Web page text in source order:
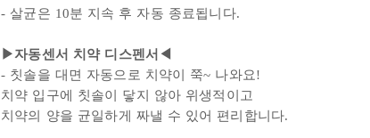
- 살균은 10분 지속 후 자동 종료됩니다.
▶자동센서 치약 디스펜서◀
- 칫솔을 대면 자동으로 치약이 쭉~ 나와요!
치약 입구에 칫솔이 닿지 않아 위생적이고
치약의 양을 균일하게 짜낼 수 있어 편리합니다.